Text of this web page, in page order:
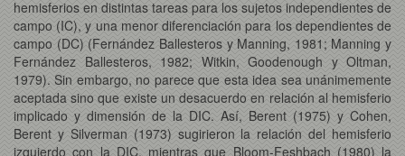
hemisferios en distintas tareas para los sujetos independientes de
campo (IC), y una menor diferenciación para los dependientes de
campo (DC) (Fernández Ballesteros y Manning, 1981; Manning y
Fernández Ballesteros, 1982; Witkin, Goodenough y Oltman,
1979). Sin embargo, no parece que esta idea sea unánimemente
aceptada sino que existe un desacuerdo en relación al hemisferio
implicado y dimensión de la DIC. Así, Berent (1975) y Cohen,
Berent y Silverman (1973) sugirieron la relación del hemisferio
izquierdo con la DIC, mientras que Bloom-Feshbach (1980) la